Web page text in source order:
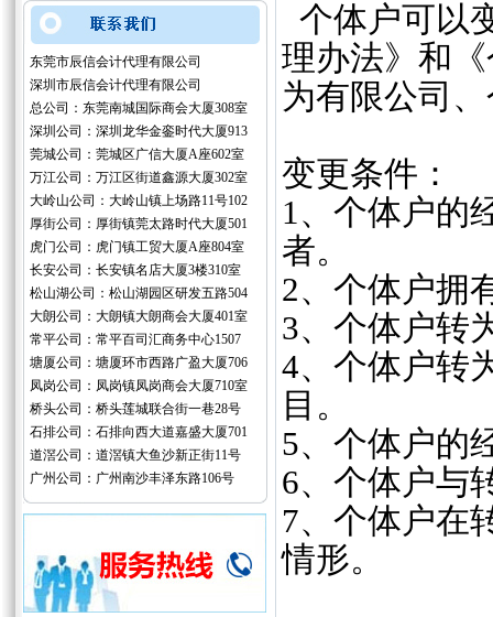
东莞市辰信会计代理有限公司
深圳市辰信会计代理有限公司
总公司：东莞南城国际商会大厦308室
深圳公司：深圳龙华金銮时代大厦913
莞城公司：莞城区广信大厦A座602室
万江公司：万江区街道鑫源大厦302室
大岭山公司：大岭山镇上场路11号102
厚街公司：厚街镇莞太路时代大厦501
虎门公司：虎门镇工贸大厦A座804室
长安公司：长安镇名店大厦3楼310室
松山湖公司：松山湖园区研发五路504
大朗公司：大朗镇大朗商会大厦401室
常平公司：常平百司汇商务中心1507
塘厦公司：塘厦环市西路广盈大厦706
凤岗公司：凤岗镇凤岗商会大厦710室
桥头公司：桥头莲城联合街一巷28号
石排公司：石排向西大道嘉盛大厦701
道滘公司：道滘镇大鱼沙新正街11号
广州公司：广州南沙丰泽东路106号
个体户可以
理办法》和
为有限公司
变更条件：
1、个体户的
者。
2、个体户拥
3、个体户转
4、个体户转
目。
5、个体户的
6、个体户与
7、个体户在
情形。